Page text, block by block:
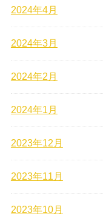
2024年4月
2024年3月
2024年2月
2024年1月
2023年12月
2023年11月
2023年10月